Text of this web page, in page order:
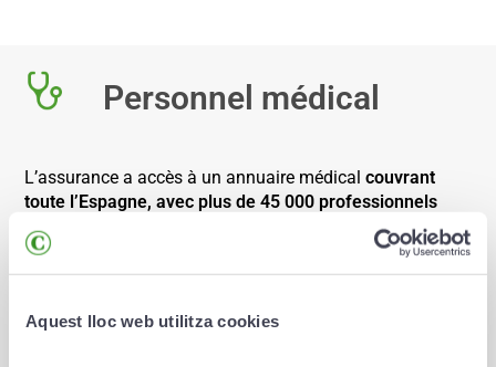
Aquest lloc web utilitza cookies
Personnel médical
L’assurance a accès à un annuaire médical couvrant
toute l’Espagne, avec plus de 45 000 professionnels
et 13 000 centres médicaux, dont des centres tels
que Teknon, Quiron et Dexeus, entre autres
: